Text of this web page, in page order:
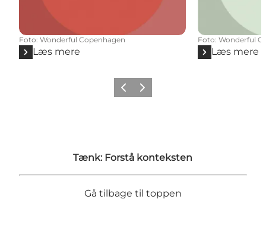
Foto: Wonderful Copenhagen
Læs mere
Foto: Wonderful
Læs mere
ForrigeNæste
Tænk: Forstå konteksten
Gå tilbage til toppen